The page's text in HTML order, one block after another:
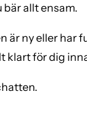
bär allt ensam.
är ny eller har
klart för dig